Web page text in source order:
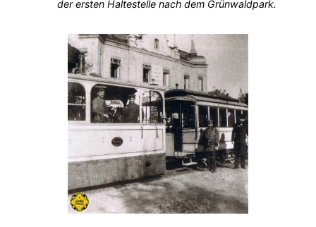
der ersten Haltestelle nach dem Grünwaldpark.